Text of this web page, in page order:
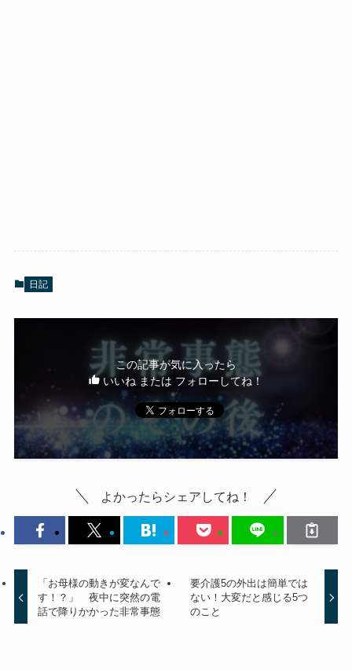
日記
この記事が気に入ったら
いいね または フォローしてね！
よかったらシェアしてね！
「お母様の動きが変なんで
す！？」 夜中に突然の電
話で降りかかった非常事態
要介護5の外出は簡単では
ない！大変だと感じる5つ
のこと